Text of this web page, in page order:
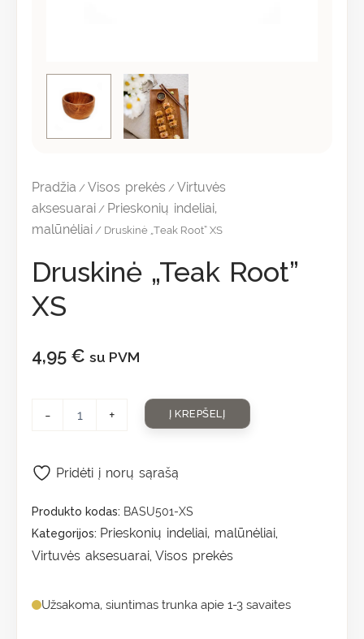
Pradžia /Visos prekės /Virtuvės
aksesuarai / Prieskonių indeliai,
malūnėliai / Druskinė „Teak Root” XS
Druskinė „Teak Root”
XS
4,95 € su PVM
- + Į KREPŠELĮ
Produkto kodas: BASU501-XS
Kategorijos: Prieskonių indeliai, malūnėliai,
Virtuvės aksesuarai, Visos prekės
Užsakoma, siuntimas trunka apie 1-3 savaites
Pridėti į norų sąrašą